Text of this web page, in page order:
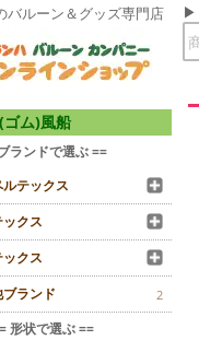
バルーン＆グッズ専門店
ゴム)風船
ランドで選ぶ ==
テックス
クス
ックス
ランド
2
形状で選ぶ ==